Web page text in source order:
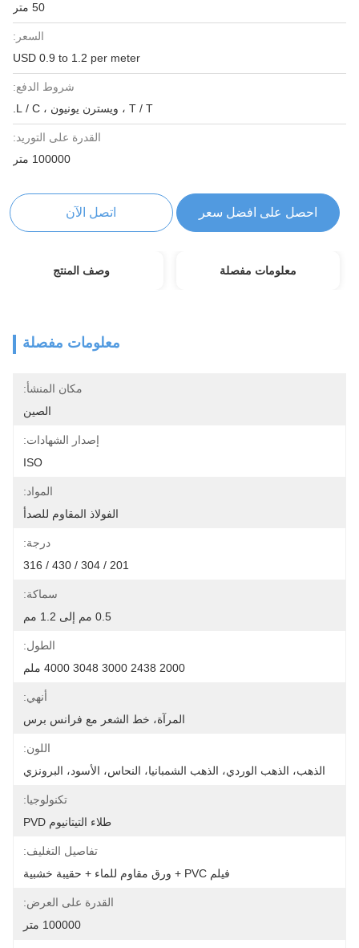
50 متر
السعر:
USD 0.9 to 1.2 per meter
شروط الدفع:
T / T ، ويسترن يونيون ، L / C.
القدرة على التوريد:
100000 متر
احصل على افضل سعر اتصل الآن
معلومات مفصلة وصف المنتج
معلومات مفصلة
مكان المنشأ:
الصين
إصدار الشهادات:
ISO
المواد:
الفولاذ المقاوم للصدأ
درجة:
201 / 304 / 430 / 316
سماكة:
0.5 مم إلى 1.2 مم
الطول:
2000 2438 3000 3048 4000 ملم
أنهي:
المرآة، خط الشعر مع فرانس برس
اللون:
الذهب، الذهب الوردي، الذهب الشمبانيا، النحاس، الأسود، البرونزي
تكنولوجيا:
طلاء التيتانيوم PVD
تفاصيل التغليف:
فيلم PVC + ورق مقاوم للماء + حقيبة خشبية
القدرة على العرض:
100000 متر